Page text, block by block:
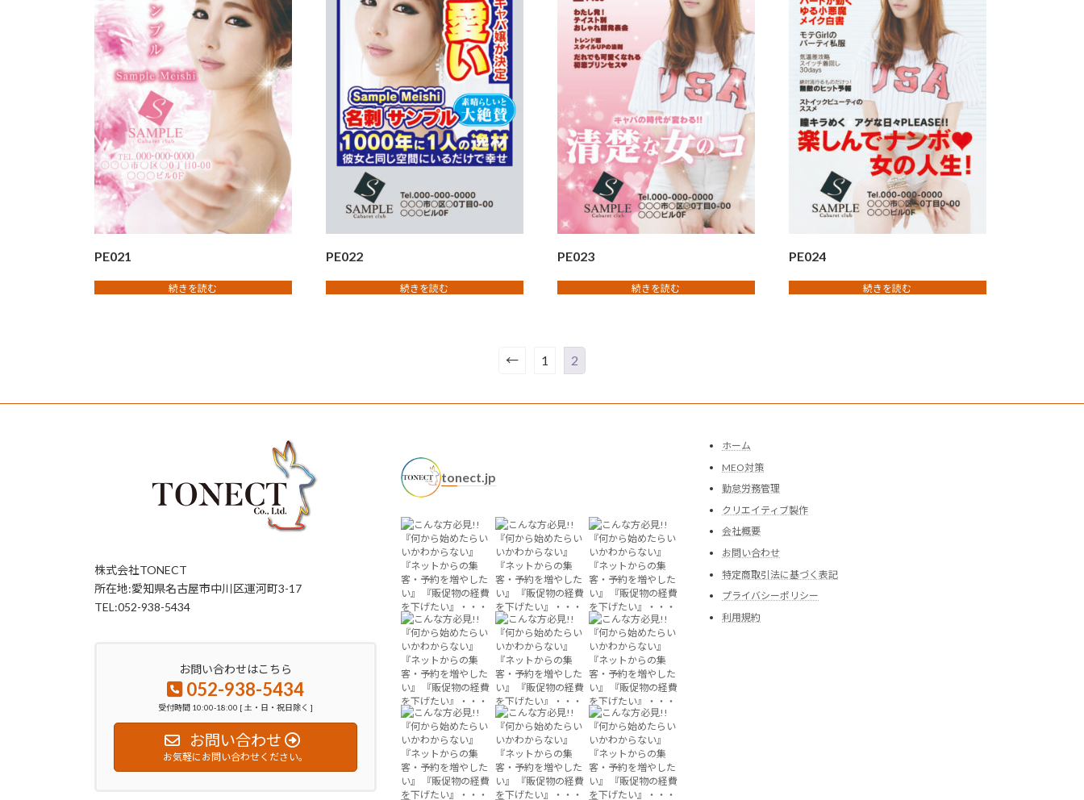
PE021
続きを読む
PE022
続きを読む
PE023
続きを読む
PE024
続きを読む
← 1 2
株式会社TONECT
所在地:愛知県名古屋市中川区運河町3-17
TEL:052-938-5434
お問い合わせはこちら
052-938-5434
受付時間 10:00-18:00 [ 土・日・祝日除く ]
お問い合わせ
お気軽にお問い合わせください。
tonect.jp
ホーム
MEO対策
勤怠労務管理
クリエイティブ製作
会社概要
お問い合わせ
特定商取引法に基づく表記
プライバシーポリシー
利用規約